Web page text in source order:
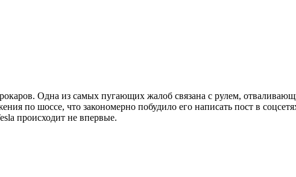
Одна из самых пугающих жалоб связана с рулем,
по шоссе, что закономерно побудило его написать пост в
происходит не впервые.